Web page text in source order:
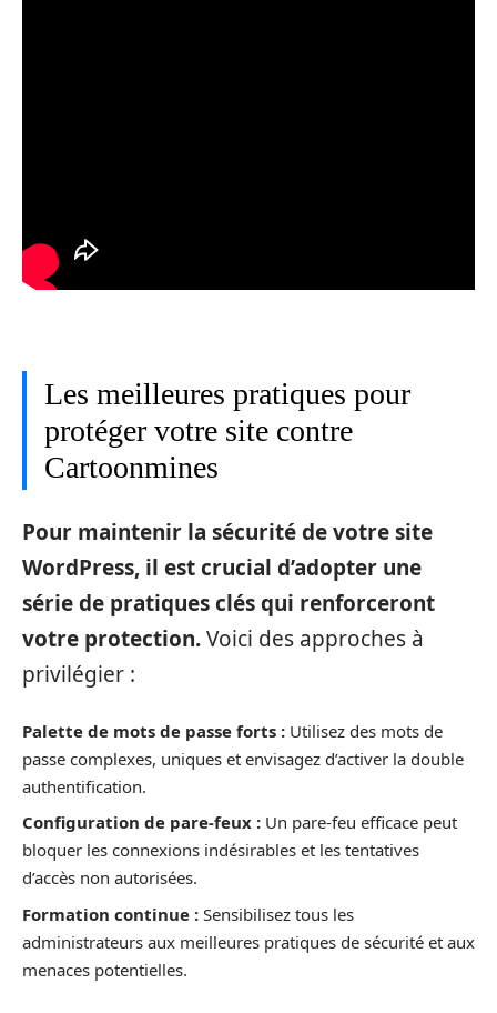
Les meilleures pratiques pour
protéger votre site contre
Cartoonmines
Pour maintenir la sécurité de votre site
WordPress, il est crucial d’adopter une
série de pratiques clés qui renforceront
votre protection.Voici des approches à
privilégier :
Palette de mots de passe forts : Utilisez des mots de
passe complexes, uniques et envisagez d’activer la double
authentification.
Configuration de pare-feux : Un pare-feu efficace peut
bloquer les connexions indésirables et les tentatives
d’accès non autorisées.
Formation continue : Sensibilisez tous les
administrateurs aux meilleures pratiques de sécurité et aux
menaces potentielles.